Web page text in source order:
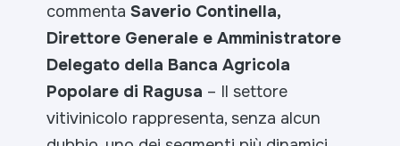
commentaSaverio Continella,
Direttore Generale e Amministratore
Delegato della Banca Agricola
Popolare di Ragusa – Il settore
vitivinicolo rappresenta, senza alcun